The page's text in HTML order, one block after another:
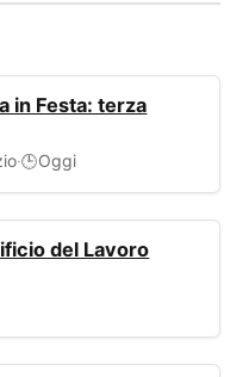
in Festa: terza
·🕒Oggi
del Lavoro